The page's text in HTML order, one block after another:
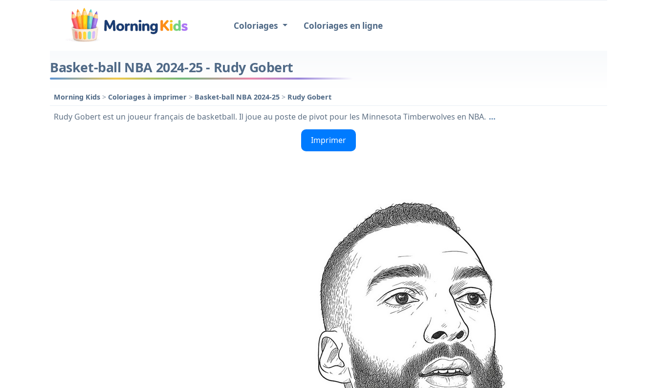
Coloriages Coloriages en ligne
Basket-ball NBA 2024-25 - Rudy Gobert
Morning Kids > Coloriages à imprimer > Basket-ball NBA 2024-25 > Rudy Gobert
Rudy Gobert est un joueur français de basketball. Il joue au poste de pivot pour les Minnesota Timberwolves en NBA. …
Imprimer